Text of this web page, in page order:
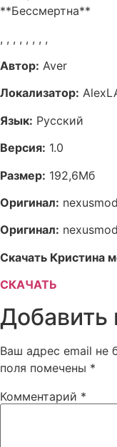
**Бессмертна**
, , , , , , , ,
Автор: Aver
Локализатор:
Язык: Русский
Версия: 1.0
Размер: 192,6Мб
Оригинал:
Оригинал:
Скачать Кристина
СКАЧАТЬ
Добавить
Ваш адрес email не
поля помечены *
Комментарий *